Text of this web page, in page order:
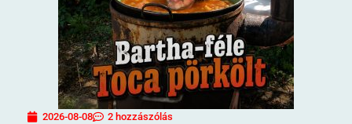
2026-08-08 2 hozzászólás